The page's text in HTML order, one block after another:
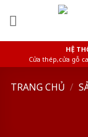
HỆ
Cửa thép,cửa gỗ
TRANG CHỦ /